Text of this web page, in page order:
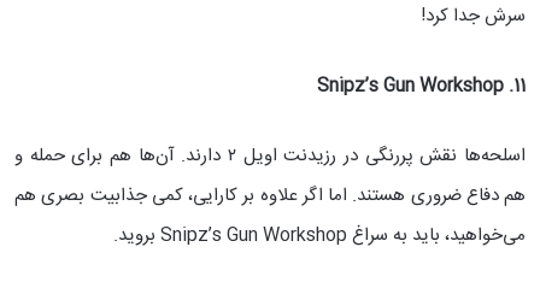
سرش جدا کرد!
11. Snipz’s Gun Workshop
اسلحه‌ها نقش پررنگی در رزیدنت اویل ۲ دارند. آن‌ها هم برای حمله و
هم دفاع ضروری هستند. اما اگر علاوه بر کارایی، کمی جذابیت بصری هم
می‌خواهید، باید به سراغ Snipz’s Gun Workshop بروید.